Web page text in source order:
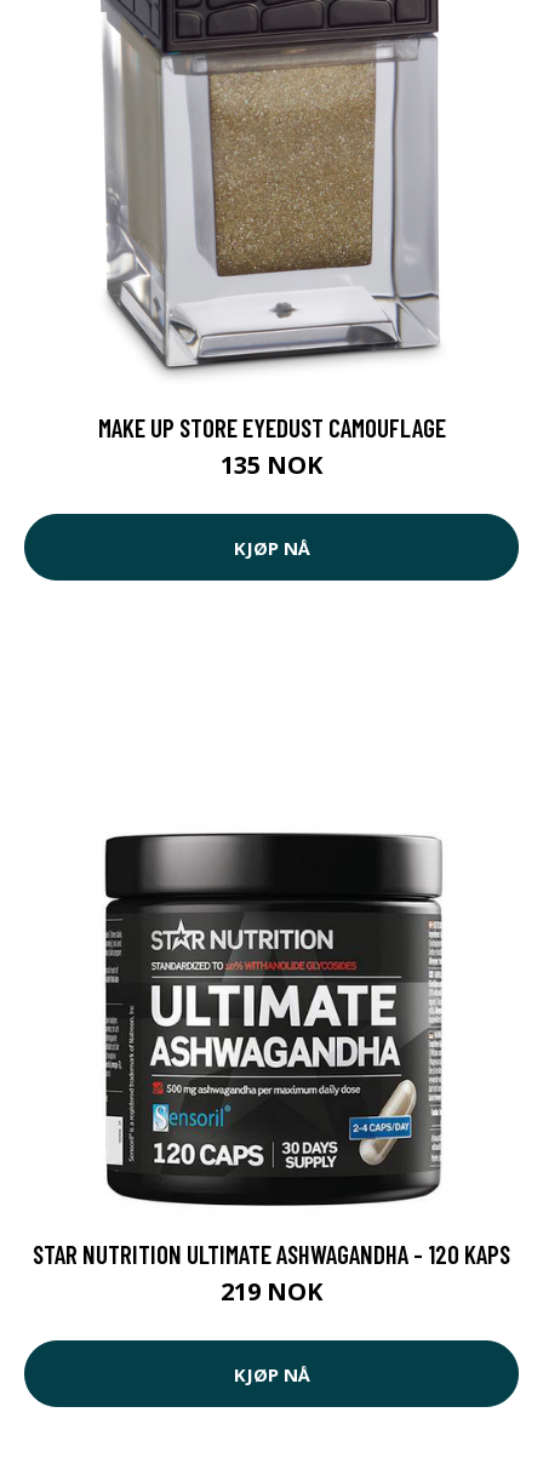
MAKE UP STORE EYEDUST CAMOUFLAGE
135 NOK
KJØP NÅ
STAR NUTRITION ULTIMATE ASHWAGANDHA - 120 KAPS
219 NOK
KJØP NÅ